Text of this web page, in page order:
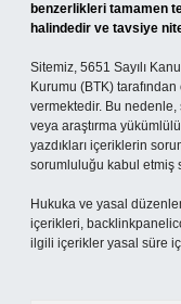
benzerlikleri tamamen
halindedir ve tavsiye
Sitemiz, 5651 Sayılı
Kurumu (BTK)
vermektedir. Bu
veya araştırma
yazdıkları içeriklerin
sorumluluğu kabul etmiş
Hukuka ve yasal
içerikleri,
ilgili içerikler yasal süre